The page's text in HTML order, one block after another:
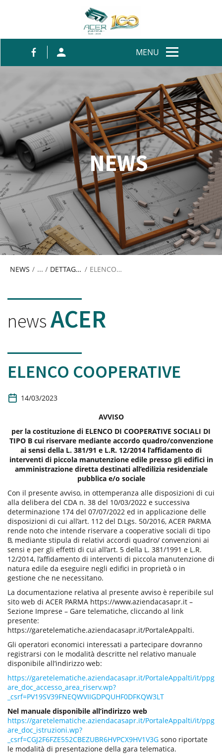
MENU
NEWS
NEWS / DETTAGLIO NEWS / ELENCO COOPERATIVE
newsACER
ELENCO COOPERATIVE
D
d
i
P
u
b
c
a
z
i
o
n
e
14/03/2023
AVVISO
per la costituzione di ELENCO DI COOPERATIVE SOCIALI DI
TIPO B cui riservare mediante accordo quadro/convenzione
ai sensi della L. 381/91 e L.R. 12/2014 l’affidamento di
interventi di piccola manutenzione edile presso gli edifici in
amministrazione diretta destinati all’edilizia residenziale
pubblica e/o sociale
Con il presente avviso, in ottemperanza alle disposizioni di cui
alla delibera del CDA n. 38 del 10/03/2022 e successiva
determinazione 174 del 07/07/2022 ed in applicazione delle
disposizioni di cui all’art. 112 del D.Lgs. 50/2016, ACER PARMA
rende noto che intende riservare a cooperative sociali di tipo
B, mediante stipula di relativi accordi quadro/ convenzioni ai
sensi e per gli effetti di cui all’art. 5 della L. 381/1991 e L.R.
12/2014, l’affidamento di interventi di piccola manutenzione di
natura edile da eseguire negli edifici in proprietà o in
gestione che ne necessitano.
La documentazione relativa al presente avviso è reperibile sul
sito web di ACER PARMA https://www.aziendacasapr.it –
Sezione Imprese – Gare telematiche, cliccando al link
presente:
https://garetelematiche.aziendacasapr.it/PortaleAppalti.
Gli operatori economici interessati a partecipare dovranno
registrarsi con le modalità descritte nel relativo manuale
disponibile all’indirizzo web:
https://garetelematiche.aziendacasapr.it/PortaleAppalti/it/ppg
are_doc_accesso_area_riserv.wp?
_csrf=PV19SV39FNEQWVIIGDPQUHF0DFKQW3LT
Nel manuale disponibile all’indirizzo web
https://garetelematiche.aziendacasapr.it/PortaleAppalti/it/ppg
are_doc_istruzioni.wp?
_csrf=CGJ2F6FZE552CBEZUBR6HVPCX9HV1V3G sono riportate
le modalità di presentazione della gara telematica.